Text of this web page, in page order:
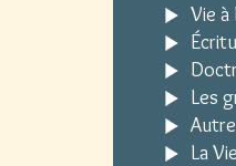
Vie à
Les
La